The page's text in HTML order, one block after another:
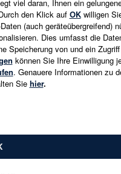
E-Mail-Adresse eingeben
Es gelten die Datenschutzrichtlinien